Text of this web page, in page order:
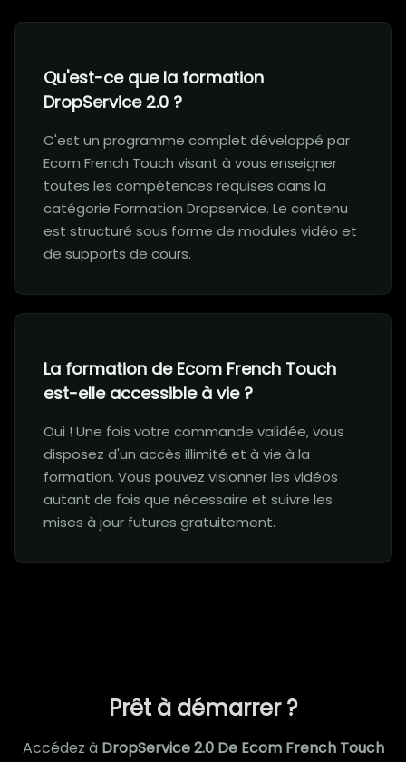
Qu'est-ce que la formation
DropService 2.0 ?
C'est un programme complet développé par
Ecom French Touch visant à vous enseigner
toutes les compétences requises dans la
catégorie Formation Dropservice. Le contenu
est structuré sous forme de modules vidéo et
de supports de cours.
La formation de Ecom French Touch
est-elle accessible à vie ?
Oui ! Une fois votre commande validée, vous
disposez d'un accès illimité et à vie à la
formation. Vous pouvez visionner les vidéos
autant de fois que nécessaire et suivre les
mises à jour futures gratuitement.
Prêt à démarrer ?
Accédez à DropService 2.0 De Ecom French Touch